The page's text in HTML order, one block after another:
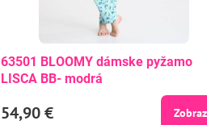
63501 BLOOMY dámske pyžamo
LISCA BB- modrá
54,90 €